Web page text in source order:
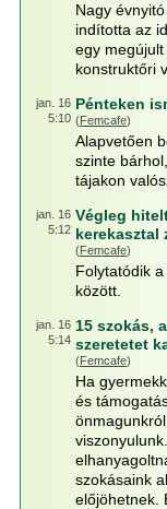
Nagy
indította az
egy
konstruktőri
jan. 16
5:10
Pénteken
(Femcafe)
Alapvetően
szinte
tájakon
jan. 16
5:12
Végleg
kerekasztal
(Femcafe)
Folytatódik
között.
jan. 16
5:14
15 szokás,
szeretetet
(Femcafe)
Ha
és
szokásaink
előjöhetnek.